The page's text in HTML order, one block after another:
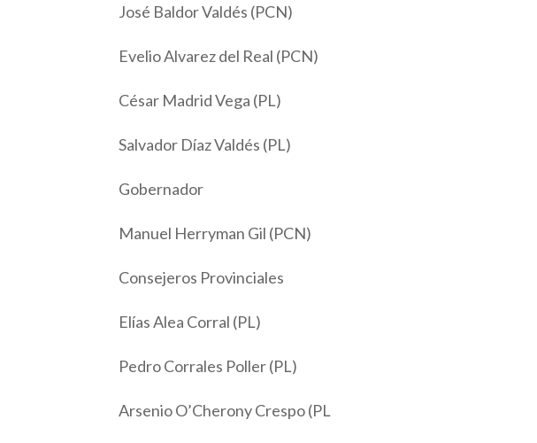
José Baldor Valdés (PCN)
Evelio Alvarez del Real (PCN)
César Madrid Vega (PL)
Salvador Díaz Valdés (PL)
Gobernador
Manuel Herryman Gil (PCN)
Consejeros Provinciales
Elías Alea Corral (PL)
Pedro Corrales Poller (PL)
Arsenio O’Cherony Crespo (PL